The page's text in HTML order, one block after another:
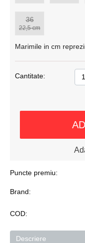
36
22,5 cm
Marimile in cm
Cantitate:
Puncte premiu:
Brand:
COD:
Descriere